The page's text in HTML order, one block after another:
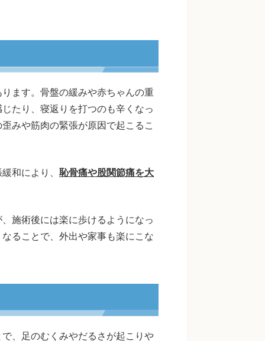
ます。骨盤の緩みや赤ちゃんの重
たり、寝返りを打つのも辛くなっ
みや筋肉の緊張が原因で起こるこ
和により、 恥骨痛や股関節痛を大
施術後には楽に歩けるようになっ
ることで、外出や家事も楽にこな
、足のむくみやだるさが起こりや